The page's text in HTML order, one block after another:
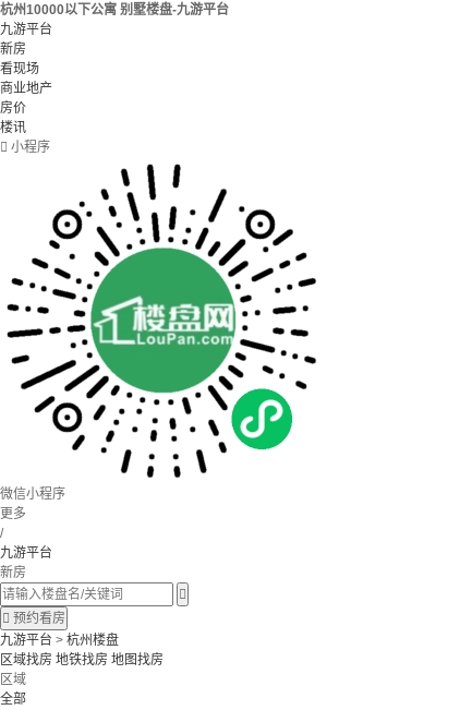
杭州10000以下公寓 别墅楼盘-九游平台
九游平台
新房
看现场
商业地产
房价
楼讯
 小程序
微信小程序
更多
/
九游平台
新房

 预约看房
九游平台 > 杭州楼盘
区域找房 地铁找房 地图找房
区域
全部